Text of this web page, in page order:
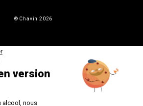
© Chavin 2026